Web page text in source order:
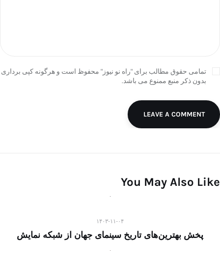
تمامی حقوق مطالب برای "راه نو نیوز" محفوظ است و هرگونه کپی برداری
بدون ذکر منبع ممنوع می باشد.
LEAVE A COMMENT
You May Also Like
۱۴۰۳-۱۱-۰۴
پخش بهترین‌های تاریخ سینمای جهان از شبکه نمایش